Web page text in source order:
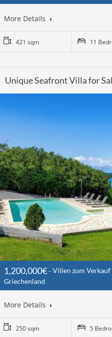
More Details
421 sqm 11
Unique Seafront Villa for
1,200,000€
Villen zum
Griechenland
More Details
250 sqm 5